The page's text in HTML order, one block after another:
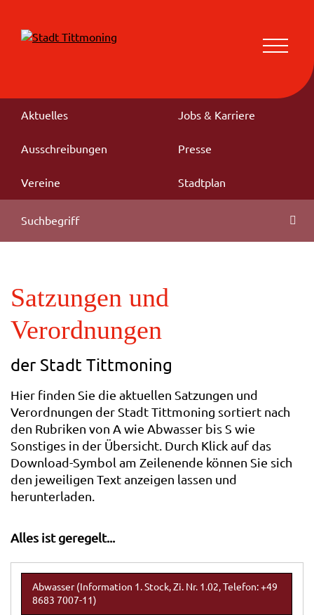
Aktuelles Jobs & Karriere
Ausschreibungen Presse
Vereine Stadtplan
Satzungen und
Verordnungen
der Stadt Tittmoning
Hier finden Sie die aktuellen Satzungen und
Verordnungen der Stadt Tittmoning sortiert nach
den Rubriken von A wie Abwasser bis S wie
Sonstiges in der Übersicht. Durch Klick auf das
Download-Symbol am Zeilenende können Sie sich
den jeweiligen Text anzeigen lassen und
herunterladen.
Alles ist geregelt...
Abwasser (Information 1. Stock, Zi. Nr. 1.02, Telefon: +49
8683 7007-11)